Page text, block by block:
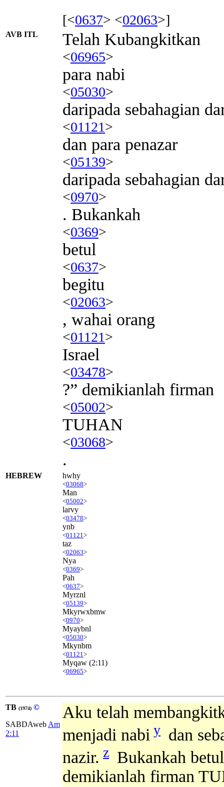
[<0637> <02063>]
AVB ITL Telah Kubangkitkan
<06965>
para nabi
<05030>
daripada sebahagian
<01121>
dan para penazar
<05139>
daripada sebahagian
<0970>
. Bukankah
<0369>
betul
<0637>
begitu
<02063>
, wahai orang
<01121>
Israel
<03478>
?” demikianlah firman
<05002>
TUHAN
<03068>
.
HEBREW hwhy
<03068>
Man
<05002>
larvy
<03478>
ynb
<01121 >
taz
<02063>
Nya
<0369>
Pah
<0637>
Myrznl
<05139>
Mkyrwxbmw
<0970>
Myaybnl
<05030>
Mkynbm
<01121 >
Myqaw (2:11)
<06965>
TB (1974) ©
SABDAweb Am
2:11
Aku telah
menjadi nabi y dan
nazir. z Bukankah
demikianlah firman